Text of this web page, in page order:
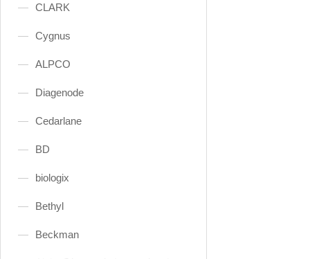
CLARK
Cygnus
ALPCO
Diagenode
Cedarlane
BD
biologix
Bethyl
Beckman